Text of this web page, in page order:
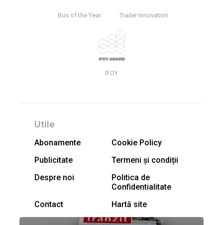
Bus of the Year Trailer Innovation
IFOY
Utile
Abonamente
Cookie Policy
Publicitate
Termeni și condiții
Despre noi
Politica de
Confidentialitate
Contact
Hartă site